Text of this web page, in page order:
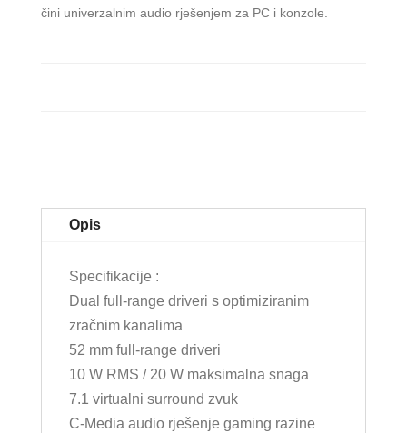
čini univerzalnim audio rješenjem za PC i konzole.
Opis
Specifikacije :
Dual full-range driveri s optimiziranim
zračnim kanalima
52 mm full-range driveri
10 W RMS / 20 W maksimalna snaga
7.1 virtualni surround zvuk
C-Media audio rješenje gaming razine